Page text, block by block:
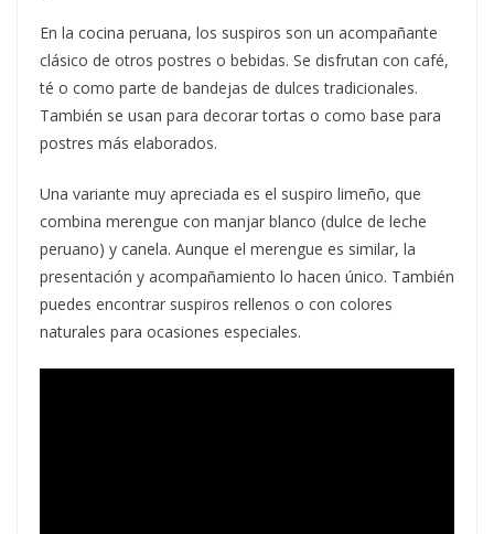
En la cocina peruana, los suspiros son un acompañante
clásico de otros postres o bebidas. Se disfrutan con café,
té o como parte de bandejas de dulces tradicionales.
También se usan para decorar tortas o como base para
postres más elaborados.
Una variante muy apreciada es el suspiro limeño, que
combina merengue con manjar blanco (dulce de leche
peruano) y canela. Aunque el merengue es similar, la
presentación y acompañamiento lo hacen único. También
puedes encontrar suspiros rellenos o con colores
naturales para ocasiones especiales.